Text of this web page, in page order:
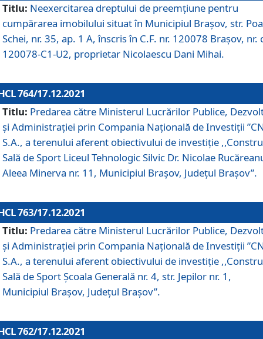
Titlu: Neexercitarea dreptului de preemţiune pentru
cumpărarea imobilului situat în Municipiul Braşov, str.
Schei, nr. 35, ap. 1 A, înscris în C.F. nr. 120078 Brașov, nr.
120078-C1-U2, proprietar Nicolaescu Dani Mihai.
764/17.12.2021
Titlu: Predarea către Ministerul Lucrărilor Publice,
și Administrației prin Compania Naţională de Investiţii
S.A., a terenului aferent obiectivului de investiţie
Sală de Sport Liceul Tehnologic Silvic Dr. Nicolae
Aleea Minerva nr. 11, Municipiul Brașov, Județul Brașov”.
763/17.12.2021
Titlu: Predarea către Ministerul Lucrărilor Publice,
și Administrației prin Compania Naţională de Investiţii
S.A., a terenului aferent obiectivului de investiție
Sală de Sport Școala Generală nr. 4, str. Jepilor nr. 1,
Municipiul Brașov, Județul Brașov”.
762/17.12.2021